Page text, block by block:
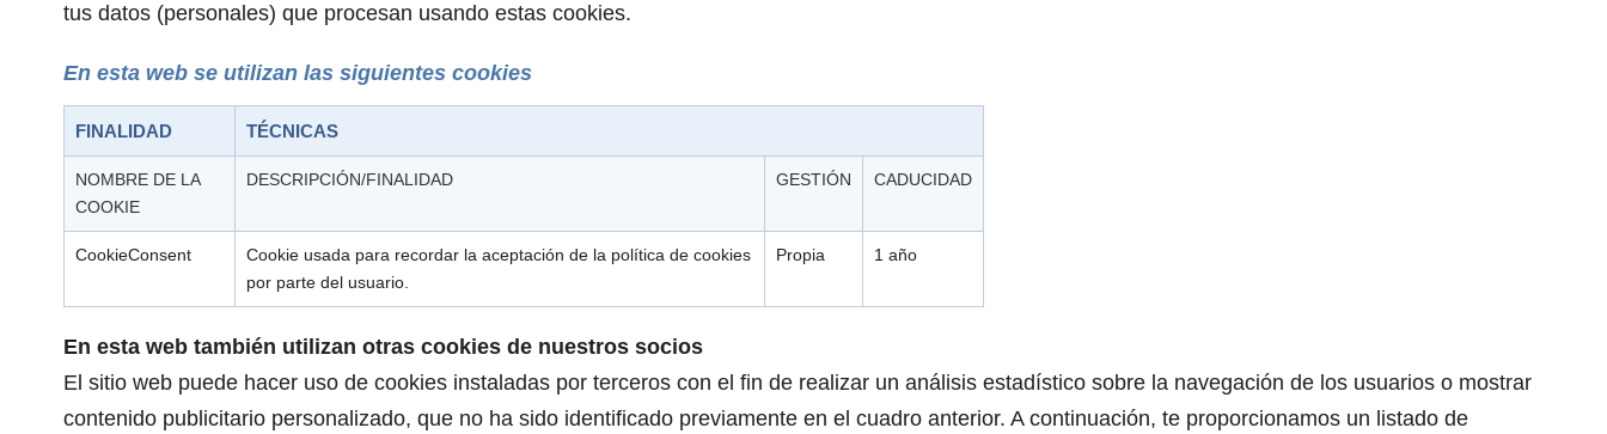
tus datos (personales) que procesan usando estas cookies.
En esta web se utilizan las siguientes cookies
FINALIDAD TÉCNICAS
NOMBRE DE LA
COOKIE
DESCRIPCIÓN/FINALIDAD GESTIÓN CADUCIDAD
CookieConsent
Cookie usada para recordar la aceptación de la política de cookies
por parte del usuario.
Propia 1 año
En esta web también utilizan otras cookies de nuestros socios
El sitio web puede hacer uso de cookies instaladas por terceros con el fin de realizar un análisis estadístico sobre la navegación de los usuarios o mostrar
contenido publicitario personalizado, que no ha sido identificado previamente en el cuadro anterior. A continuación, te proporcionamos un listado de